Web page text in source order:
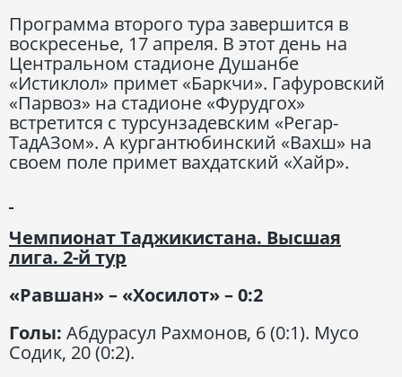
Программа второго тура завершится в
воскресенье, 17 апреля. В этот день на
Центральном стадионе Душанбе
«Истиклол» примет «Баркчи». Гафуровский
«Парвоз» на стадионе «Фурудгох»
встретится с турсунзадевским «Регар-
ТадАЗом». А кургантюбинский «Вахш» на
своем поле примет вахдатский «Хайр».
Чемпионат Таджикистана. Высшая
лига. 2-й тур
«Равшан» – «Хосилот» – 0:2
Голы: Абдурасул Рахмонов, 6 (0:1). Мусо
Содик, 20 (0:2).